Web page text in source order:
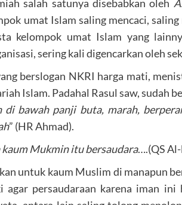
salah satunya disebabkan oleh
umat Islam saling mencaci,
kelompok umat Islam yang
sering kali digencarkan oleh
berslogan NKRI harga mati,
Islam. Padahal Rasul saw, sudah
bawah panji buta, marah,
” (HR Ahmad).
kaum Mukmin itu bersaudara….(QS
untuk kaum Muslim di manapun
agar persaudaraan karena iman ini